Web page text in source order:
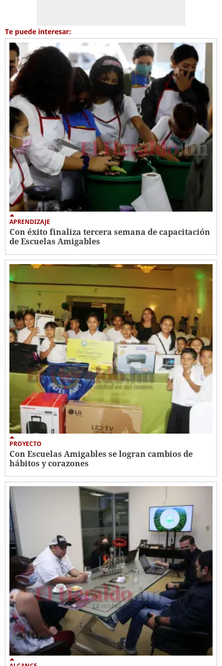
Te puede interesar:
APRENDIZAJE
Con éxito finaliza tercera semana de capacitación
de Escuelas Amigables
PROYECTO
Con Escuelas Amigables se logran cambios de
hábitos y corazones